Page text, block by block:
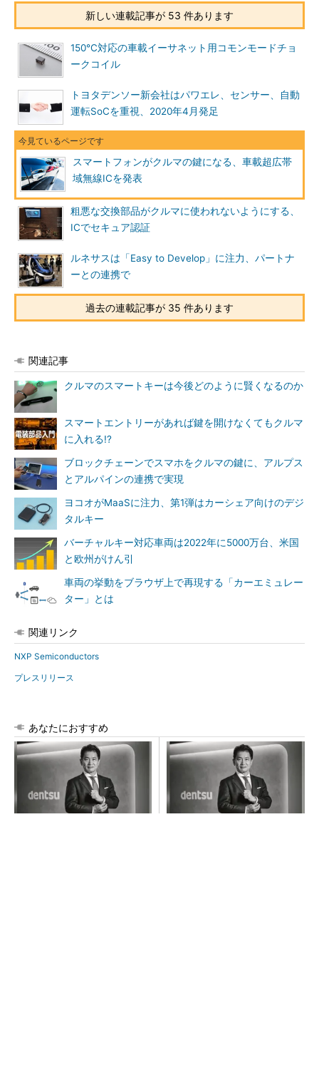
新しい連載記事が 53 件あります
150℃対応の車載イーサネット用コモンモードチョ
ークコイル
トヨタデンソー新会社はパワエレ、センサー、自動
運転SoCを重視、2020年4月発足
スマートフォンがクルマの鍵になる、車載超広帯
域無線ICを発表
粗悪な交換部品がクルマに使われないようにする、
ICでセキュア認証
ルネサスは「Easy to Develop」に注力、パートナ
ーとの連携で
過去の連載記事が 35 件あります
関連記事
クルマのスマートキーは今後どのように賢くなるのか
スマートエントリーがあれば鍵を開けなくてもクルマ
に入れる!?
ブロックチェーンでスマホをクルマの鍵に、アルプス
とアルパインの連携で実現
ヨコオがMaaSに注力、第1弾はカーシェア向けのデジ
タルキー
バーチャルキー対応車両は2022年に5000万台、米国
と欧州がけん引
車両の挙動をブラウザ上で再現する「カーエミュレー
ター」とは
関連リンク
NXP Semiconductors
プレスリリース
あなたにおすすめ